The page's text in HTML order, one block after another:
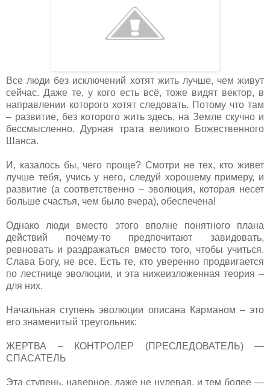
Все люди без исключений хотят жить лучше, чем живут
сейчас. Даже те, у кого есть всё, тоже видят вектор, в
направлении которого хотят следовать. Потому что там
– развитие, без которого жить здесь, на Земле скучно и
бессмысленно. Дурная трата великого Божественного
Шанса.
И, казалось бы, чего проще? Смотри не тех, кто живет
лучше тебя, учись у него, следуй хорошему примеру, и
развитие (а соответственно – эволюция, которая несет
больше счастья, чем было вчера), обеспечена!
Однако люди вместо этого вполне понятного плана
действий почему-то предпочитают завидовать,
ревновать и раздражаться вместо того, чтобы учиться.
Слава Богу, не все. Есть те, кто уверенно продвигается
по лестнице эволюции, и эта нижеизложенная теория –
для них.
Начальная ступень эволюции описана Карманом – это
его знаменитый треугольник:
ЖЕРТВА – КОНТРОЛЕР (ПРЕСЛЕДОВАТЕЛЬ) —
СПАСАТЕЛЬ
Эта ступень, наверное, даже не нулевая, и тем более —